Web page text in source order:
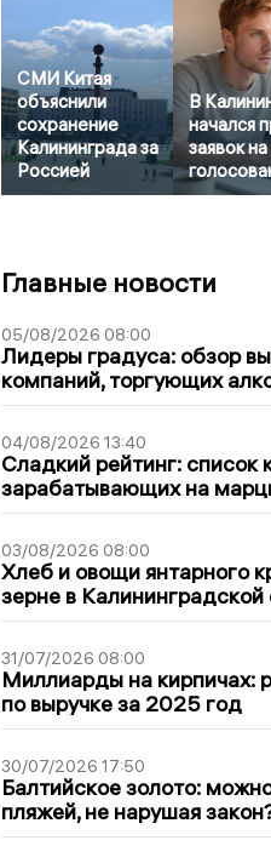
СМИ Китая
объяснили
сохранение
Калининграда за
Россией
В
начался
заявок
Главные новости
05/08/2026 08:00
Лидеры градуса: обзор
компаний, торгующих
04/08/2026 13:40
Сладкий рейтинг: список
зарабатывающих на
03/08/2026 08:00
Хлеб и овощи янтарного
зерне в Калининградской
31/07/2026 08:00
Миллиарды на кирпичах:
по выручке за 2025 год
30/07/2026 17:50
Балтийское золото:
пляжей, не нарушая